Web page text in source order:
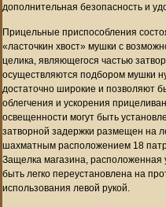
дополнительная безопасность и
Прицельные приспособления
«ласточкин хвост» мушки с
целика, являющегося частью
осуществляются подбором мушки
достаточно широкие и позволяют
облегчения и ускорения
освещенности могут быть
затворной задержки размещен на
шахматным расположением 18
Защелка магазина, расположенная
быть легко переустановлена на
использования левой рукой.